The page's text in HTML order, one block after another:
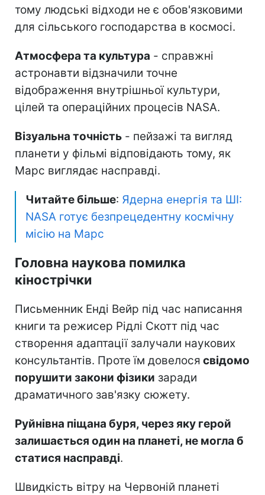
тому людські відходи не є обов'язковими
для сільського господарства в космосі.
Атмосфера та культура - справжні
астронавти відзначили точне
відображення внутрішньої культури,
цілей та операційних процесів NASA.
Візуальна точність - пейзажі та вигляд
планети у фільмі відповідають тому, як
Марс виглядає насправді.
Читайте більше: Ядерна енергія та ШІ:
NASA готує безпрецедентну космічну
місію на Марс
Головна наукова помилка
кінострічки
Письменник Енді Вейр під час написання
книги та режисер Рідлі Скотт під час
створення адаптації залучали наукових
консультантів. Проте їм довелося свідомо
порушити закони фізики заради
драматичного зав'язку сюжету.
Руйнівна піщана буря, через яку герой
залишається один на планеті, не могла б
статися насправді.
Швидкість вітру на Червоній планеті